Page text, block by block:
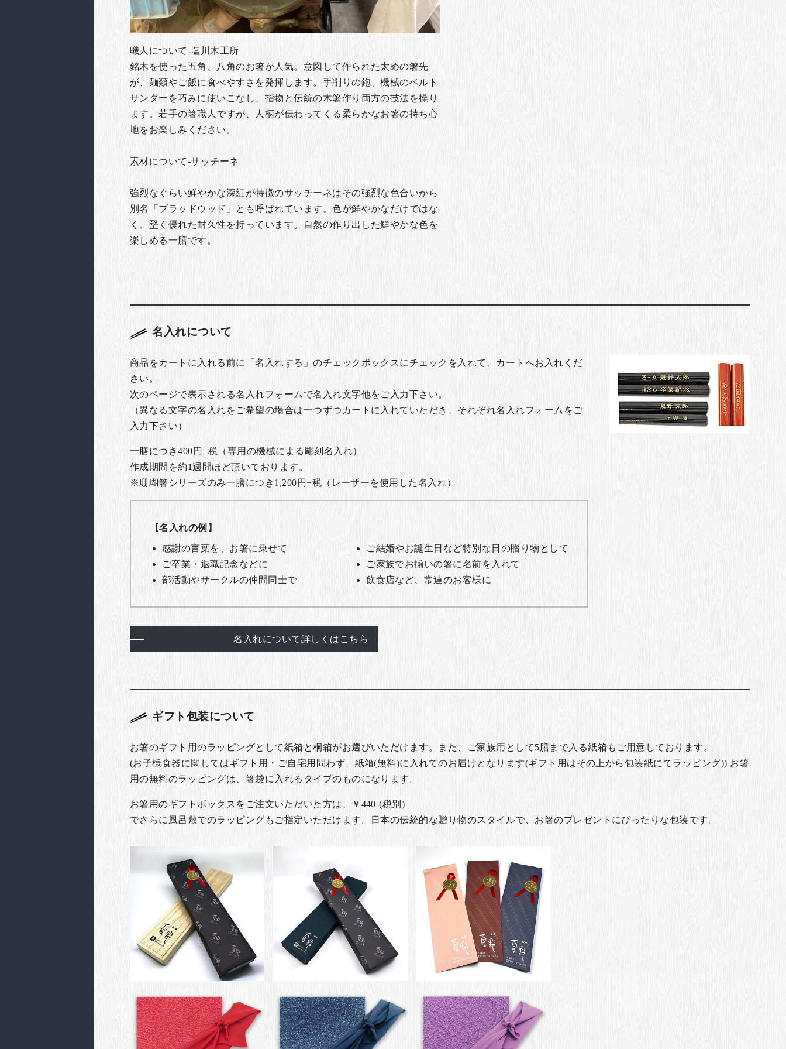
職人について-塩川木工所
銘木を使った五角、八角のお箸が人気。意図して作られた太めの箸先
が、麺類やご飯に食べやすさを発揮します。手削りの鉋、機械のベルト
サンダーを巧みに使いこなし、指物と伝統の木箸作り両方の技法を操り
ます。若手の箸職人ですが、人柄が伝わってくる柔らかなお箸の持ち心
地をお楽しみください。
素材について-サッチーネ
強烈なぐらい鮮やかな深紅が特徴のサッチーネはその強烈な色合いから
別名「ブラッドウッド」とも呼ばれています。色が鮮やかなだけではな
く、堅く優れた耐久性を持っています。自然の作り出した鮮やかな色を
楽しめる一膳です。
名入れについて
商品をカートに入れる前に「名入れする」のチェックボックスにチェックを入れて、カートへお入れくだ
さい。
次のページで表示される名入れフォームで名入れ文字他をご入力下さい。
（異なる文字の名入れをご希望の場合は一つずつカートに入れていただき、それぞれ名入れフォームをご
入力下さい）
一膳につき400円+税（専用の機械による彫刻名入れ）
作成期間を約1週間ほど頂いております。
※珊瑚箸シリーズのみ一膳につき1,200円+税 （レーザーを使用した名入れ）
【名入れの例】
感謝の言葉を、お箸に乗せて
ご結婚やお誕生日など特別な日の贈り物として
ご卒業・退職記念などに
ご家族でお揃いの箸に名前を入れて
部活動やサークルの仲間同士で
飲食店など、常連のお客様に
名入れについて詳しくはこちら
ギフト包装について
お箸のギフト用のラッピングとして紙箱と桐箱がお選びいただけます。また、ご家族用として5膳まで入る紙箱もご用意しております。
(お子様食器に関してはギフト用・ご自宅用問わず、紙箱(無料)に入れてのお届けとなります(ギフト用はその上から包装紙にてラッピング)) お箸
用の無料のラッピングは、箸袋に入れるタイプのものになります。
お箸用のギフトボックスをご注文いただいた方は、￥440-(税別)
でさらに風呂敷でのラッピングもご指定いただけます。日本の伝統的な贈り物のスタイルで、お箸のプレゼントにぴったりな包装です。